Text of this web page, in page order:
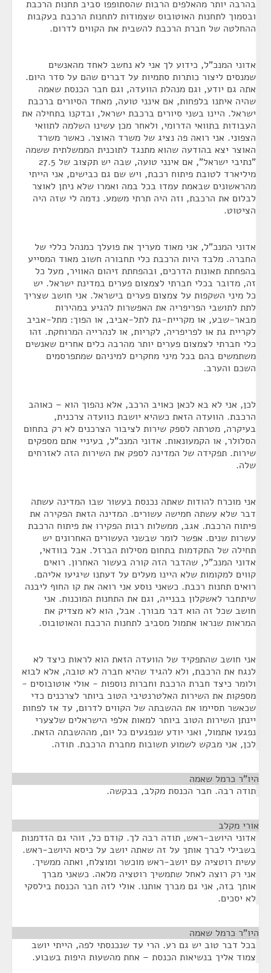
בהרבה יותר מהאלפים הרבות שהסתופפו סביב תחנות הרכבת
ובסמוך לתחנות האוטובוס שצמודות לתחנות הרכבת בעקבות
ההחלטה של חברת הרכבת להשבית את הקווים לדרום.
אדוני המנכ"ל, כידוע לך אני לא נחשב לאחד מהאנשים
שמנסים ליצור כותרות סתמיות על דברים שהם על סדר היום.
אתה גם יודע, וגם מנהלת הוועדה, וגם חבר הכנסת שאמה
שהיה איתנו בלפחות, אם אינני טועה, מאחד הסיורים ברכבת
ישראל. היינו בשני סיורים ברכבת ישראל, ובדקנו בתחילה את
העבודות בתוואי הדרומי, ולאחר מכן עשינו השלמה לתוואי
הצפוני. אני רואה פה נציג של משרד האוצר. כאשר משרד
האוצר יצא בהודעה שהוא מתנגד לתוכנית הממשלתית ששמה
"נתיבי ישראל", אם אינני טועה, שבה יש תקצוב של 27.5
מיליארד לטובת פיתוח רכבת, ויש שם גם כבישים, אני הייתי
מהראשונים שבאמת עמדו בכל במה ואמרו שלא ניתן לאוצר
לבלום את הרכבת, וזה היה תרתי משמע. נדמה לי שזה היה
הציטוט.
אדוני המנכ"ל, אני מאוד מעריך את פועלך כמנהל כללי של
החברה. מלבד היות הרכבת כלי תחבורה חשוב מאוד המסייע
בהפחתת תאונות הדרכים, ובהפחתת זיהום האוויר, מעל כל
זה, מדובר בכלי חברתי לצמצום פערים במדינת ישראל. יש
כל מיני השקפות על צמצום פערים בישראל. אני חושב שצריך
לתת לתושבי הפריפריה את האפשרות להגיע במהירות
מבאר-שבע, או מקריית-גת לתל-אביב, או הפוך: מתל-אביב
לקריית גת או לפריפריה, לקריות, או לנהרייה המרוחקת. זהו
כלי חברתי לצמצום פערים יותר מהרבה כלים אחרים שאנשים
משתמשים בהם בכל מיני מחקרים למיניהם שמתפרסמים
השכם והערב.
לכן, אני לא בא לכאן כאויב הרכב, אלא נהפוך הוא – כאוהב
הרכבת. הוועדה הזאת כשהיא יושבת כוועדה צרכנית,
בעיקרה, מטרתה לספק שירות לציבור הצרכנים לא רק בתחום
הסלולר, או הקמעונאות. אדוני המנכ"ל, בעיניי אתם מספקים
שירות. תפקידה של המדינה לספק את השירות הזה לאזרחים
שלה.
אני מוכרח להודות שאתה נכנסת בעשור שבו המדינה עשתה
דבר שלא עשתה חמישה עשורים. המדינה הזאת הפקירה את
פיתוח הרכבת. אגב, ממשלות רבות הפקירו את פיתוח הרכבת
עשרות שנים. אפשר לומר שבשני העשורים האחרונים יש
תחילה של התקדמות בתחום מסילות הברזל. אבל בוודאי,
אדוני המנכ"ל, שהדבר הזה קורה בעשור האחרון. רואים
קווים למקומות שלא היינו מעלים על דעתנו שיגיעו אליהם.
רואים תחנות רכבת. כשאני נוסע אני רואה את קו החוף ליבנה
שיתחבר לאשקלון בבנייה, וגם את התחנות המוכנות. אני
חושב שכל זה הוא דבר מבורך. אבל, הוא לא מצדיק את
המראות שנראו אתמול מסביב לתחנות הרכבת והאוטובוס.
אני חושב שהתפקיד של הוועדה הזאת הוא לראות כיצד לא
לנגח את הרכבת, ולא להגיד שהיא חברה לא טובה, אלא לבוא
ולומר כיצד חברת הרכבת וחברות נוספות - אולי אוטובוסים -
מספקות את השירות האלטרנטיבי הטוב ביותר לצרכנים כדי
שכאשר תסיימו את ההשבתה של הקווים לדרום, עד אז לפחות
יינתן השירות הטוב ביותר למאות אלפי הישראלים שלצערי
נפגעו אתמול, ואני יודע שנפגעים כל יום, מההשבתה הזאת.
לכן, אני מבקש לשמוע תשובות מחברת הרכבת. תודה.
היו"ר כרמל שאמה
תודה רבה. חבר הכנסת מקלב, בבקשה.
אורי מקלב
אדוני היושב-ראש, תודה רבה לך. קודם כל, זוהי גם הזדמנות
בשבילי לברך אותך על זה שאתה יושב על כיסא היושב-ראש.
עשית רוטציה עם יושב-ראש מוכשר ומוצלח, ואתה ממשיך.
אני רק רוצה לאחל שתמשיך רוטציה מלאה. כשאני מברך
אותך בזה, אני גם מברך אותנו. אולי לזה חבר הכנסת בילסקי
לא יסכים.
היו"ר כרמל שאמה
בכל דבר טוב יש גם רע. הרי עד שנכנסתי לפה, הייתי יושב
צמוד אליך בנשיאות הכנסת – אחת מהשעות היפות בשבוע.